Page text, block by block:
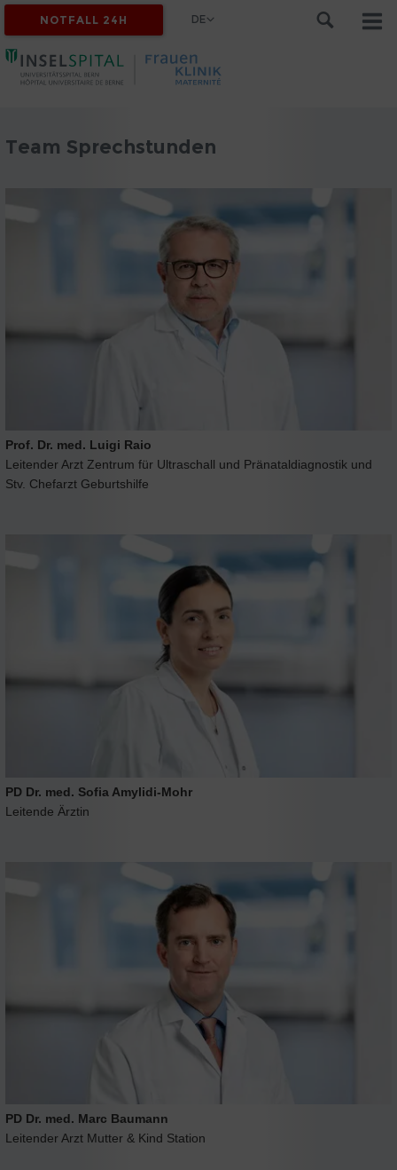
NOTFALL 24H DE
Team Sprechstunden
Prof. Dr. med. Luigi Raio
Leitender Arzt Zentrum für Ultraschall und Pränataldiagnostik und
Stv. Chefarzt Geburtshilfe
PD Dr. med. Sofia Amylidi-Mohr
Leitende Ärztin
PD Dr. med. Marc Baumann
Leitender Arzt Mutter & Kind Station